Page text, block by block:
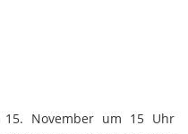
15. November um 15 Uhr